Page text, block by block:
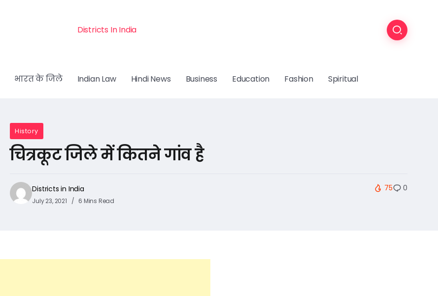
Districts In India
भारत के जिले Indian Law Hindi News Business Education Fashion Spiritual
History
चित्रकूट जिले में कितने गांव है
Districts in India
July 23, 2021 6 Mins Read
75 0